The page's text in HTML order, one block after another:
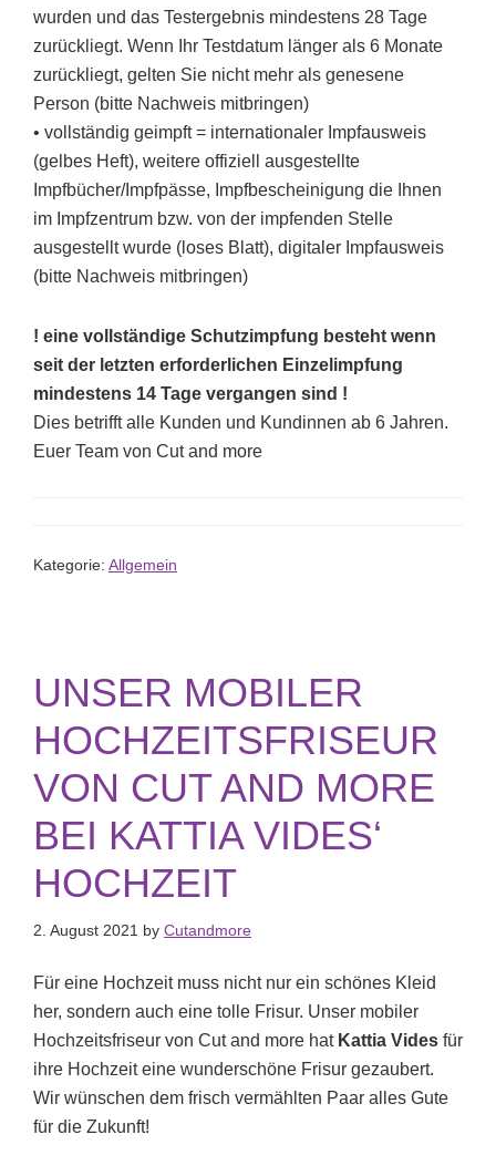
wurden und das Testergebnis mindestens 28 Tage
zurückliegt. Wenn Ihr Testdatum länger als 6 Monate
zurückliegt, gelten Sie nicht mehr als genesene
Person (bitte Nachweis mitbringen)
• vollständig geimpft = internationaler Impfausweis
(gelbes Heft), weitere offiziell ausgestellte
Impfbücher/Impfpässe, Impfbescheinigung die Ihnen
im Impfzentrum bzw. von der impfenden Stelle
ausgestellt wurde (loses Blatt), digitaler Impfausweis
(bitte Nachweis mitbringen)
! eine vollständige Schutzimpfung besteht wenn
seit der letzten erforderlichen Einzelimpfung
mindestens 14 Tage vergangen sind !
Dies betrifft alle Kunden und Kundinnen ab 6 Jahren.
Euer Team von Cut and more
Kategorie: Allgemein
UNSER MOBILER
HOCHZEITSFRISEUR
VON CUT AND MORE
BEI KATTIA VIDES‘
HOCHZEIT
2. August 2021 by Cutandmore
Für eine Hochzeit muss nicht nur ein schönes Kleid
her, sondern auch eine tolle Frisur. Unser mobiler
Hochzeitsfriseur von Cut and more hatKattia Vides für
ihre Hochzeit eine wunderschöne Frisur gezaubert.
Wir wünschen dem frisch vermählten Paar alles Gute
für die Zukunft!